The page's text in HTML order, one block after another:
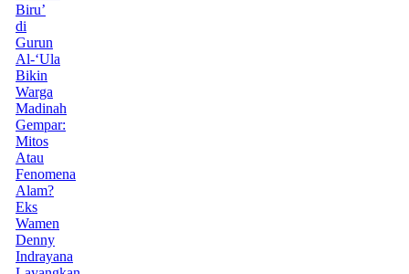
Biru’
di
Gurun
Al-‘Ula
Bikin
Warga
Madinah
Gempar:
Mitos
Atau
Fenomena
Alam?
Eks
Wamen
Denny
Indrayana